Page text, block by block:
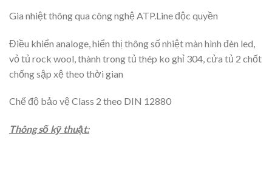
Gia nhiệt thông qua công nghệ ATP.Line độc quyền
Điều khiển analoge, hiển thị thông số nhiệt màn hình đèn led,
vỏ tủ rock wool, thành trong tủ thép ko ghỉ 304, cửa tủ 2 chốt
chống sập xệ theo thời gian
Chế độ bảo vệ Class 2 theo DIN 12880
Thông số kỹ thuật: